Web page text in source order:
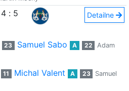
4 : 5 Detailne
23 Samuel Sabo A 22
Adam
11 Michal Valent A 23
Samuel